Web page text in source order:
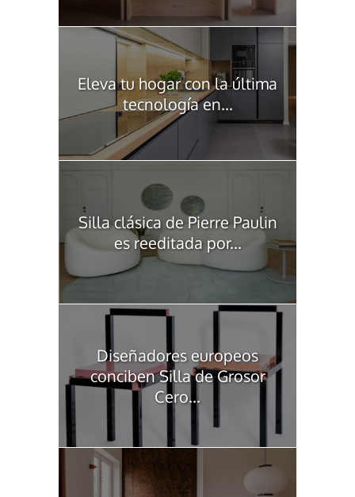
Eleva tu hogar con la última
tecnología en...
Silla clásica de Pierre Paulin
es reeditada por...
Diseñadores europeos
conciben Silla de Grosor
Cero...